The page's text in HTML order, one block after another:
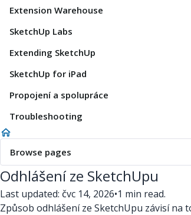
Extension Warehouse
SketchUp Labs
Extending SketchUp
SketchUp for iPad
Propojení a spolupráce
Troubleshooting
Browse pages
Odhlášení ze SketchUpu
Last updated: čvc 14, 2026•1 min read.
Způsob odhlášení ze SketchUpu závisí na